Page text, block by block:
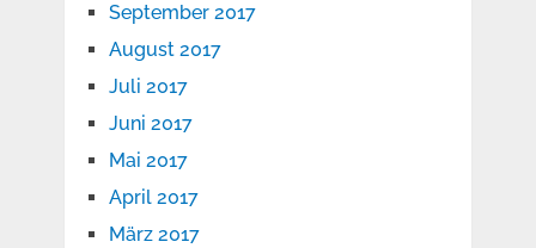
September 2017
August 2017
Juli 2017
Juni 2017
Mai 2017
April 2017
März 2017